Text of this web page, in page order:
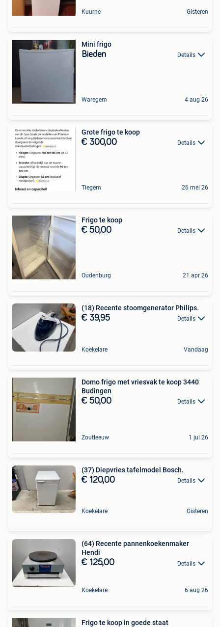
Kuurne Gisteren
Mini frigo
Bieden Details
Waregem 4 aug 26
Grote frigo te koop
€ 300,00 Details
Tiegem 26 mei 26
Frigo te koop
€ 50,00 Details
Oudenburg 21 apr 26
(18) Recente stoomgenerator Philips.
€ 39,95 Details
Koekelare Vandaag
Domo frigo met vriesvak te koop 3440
Budingen
€ 50,00 Details
Zoutleeuw 1 jul 26
(37) Diepvries tafelmodel Bosch.
€ 120,00 Details
Koekelare Gisteren
(64) Recente pannenkoekenmaker
Hendi
€ 125,00 Details
Koekelare 6 aug 26
Frigo te koop in goede staat